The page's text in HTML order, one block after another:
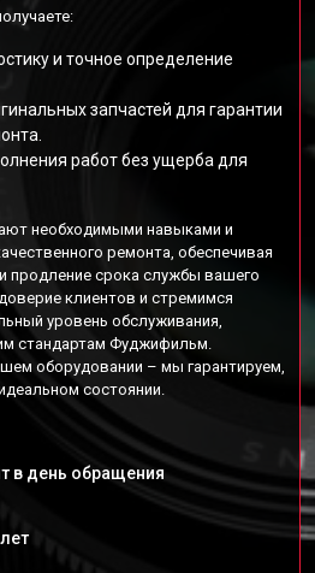
и точное определение
запчастей для гарантии
работ без ущерба для
необходимыми навыками и
ремонта, обеспечивая
продление срока службы вашего
клиентов и стремимся
уровень обслуживания,
стандартам Фуджифильм.
оборудовании – мы гарантируем,
состоянии.
в день обращения